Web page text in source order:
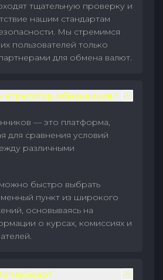
тщательную проверку и
нашим стандартам
Мы стремимся
пользователей только
для обмена валют.
агрегатор обменников?
— это платформа,
для сравнения условий
различными
быстро выбрать
пункт из широкого
основываясь на
о курсах, комиссиях и